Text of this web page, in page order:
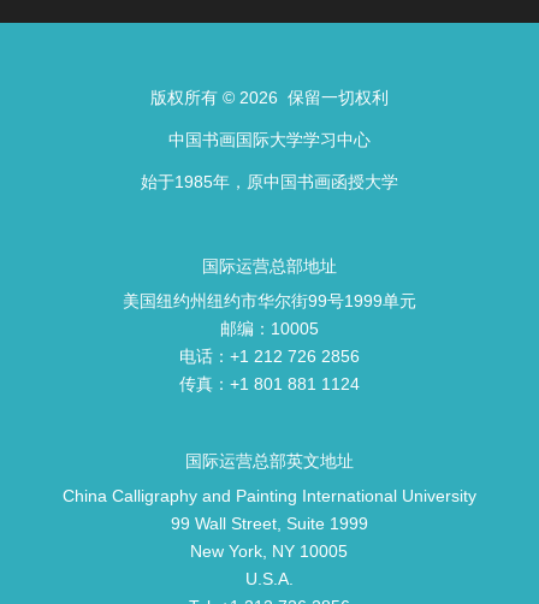
版权所有 © 2026 保留一切权利
中国书画国际大学学习中心
始于1985年，原中国书画函授大学
国际运营总部地址
美国纽约州纽约市华尔街99号1999单元
邮编：10005
电话：+1 212 726 2856
传真：+1 801 881 1124
国际运营总部英文地址
China Calligraphy and Painting International University
99 Wall Street, Suite 1999
New York, NY 10005
U.S.A.